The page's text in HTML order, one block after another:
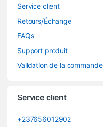
Service client
Retours/Échange
FAQs
Support produit
Validation de la commande
Service client
+237656012902